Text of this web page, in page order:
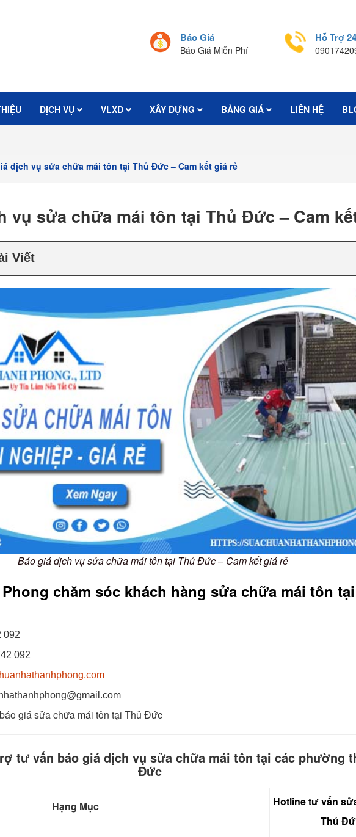
Báo Giá
Báo Giá Miễn Phí
Hỗ Trợ
DỊCH VỤ VLXD XÂY DỰNG BẢNG GIÁ LIÊN HỆ
dịch vụ sửa chữa mái tôn tại Thủ Đức – Cam kết giá rẻ
vụ sửa chữa mái tôn tại Thủ Đức – Cam
Viết
Báo giá dịch vụ sửa chữa mái tôn tại Thủ Đức – Cam kết giá rẻ
chăm sóc khách hàng sửa chữa mái tôn
092
092
giá sửa chữa mái tôn tại Thủ Đức
tư vấn báo giá dịch vụ sửa chữa mái tôn tại các phường
Đức
Hạng Mục
Hotline tư vấn
Thủ